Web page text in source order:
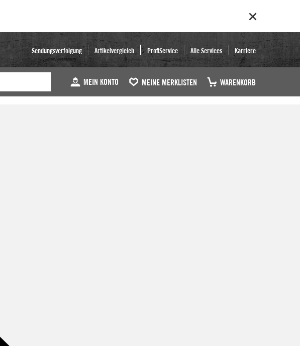
Sendungsverfolgung Artikelvergleich ProfiService Alle Services Karriere
MEIN KONTO MEINE MERKLISTEN WARENKORB